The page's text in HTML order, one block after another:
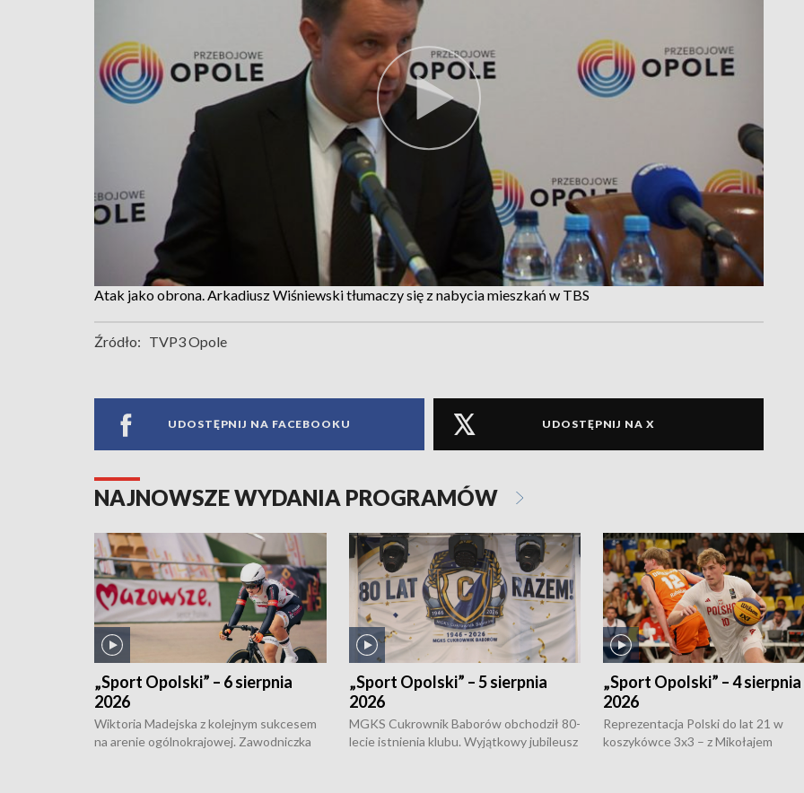
Atak jako obrona. Arkadiusz Wiśniewski tłumaczy się z nabycia mieszkań w TBS
Źródło: TVP3 Opole
UDOSTĘPNIJ NA FACEBOOKU UDOSTĘPNIJ NA X
NAJNOWSZE WYDANIA PROGRAMÓW
„Sport Opolski” – 6 sierpnia
2026
Wiktoria Madejska z kolejnym sukcesem
na arenie ogólnokrajowej. Zawodniczka
„Sport Opolski” – 5 sierpnia
2026
MGKS Cukrownik Baborów obchodził 80-
lecie istnienia klubu. Wyjątkowy jubileusz
„Sport Opolski” – 4 sierpnia
2026
Reprezentacja Polski do lat 21 w
koszykówce 3x3 – z Mikołajem